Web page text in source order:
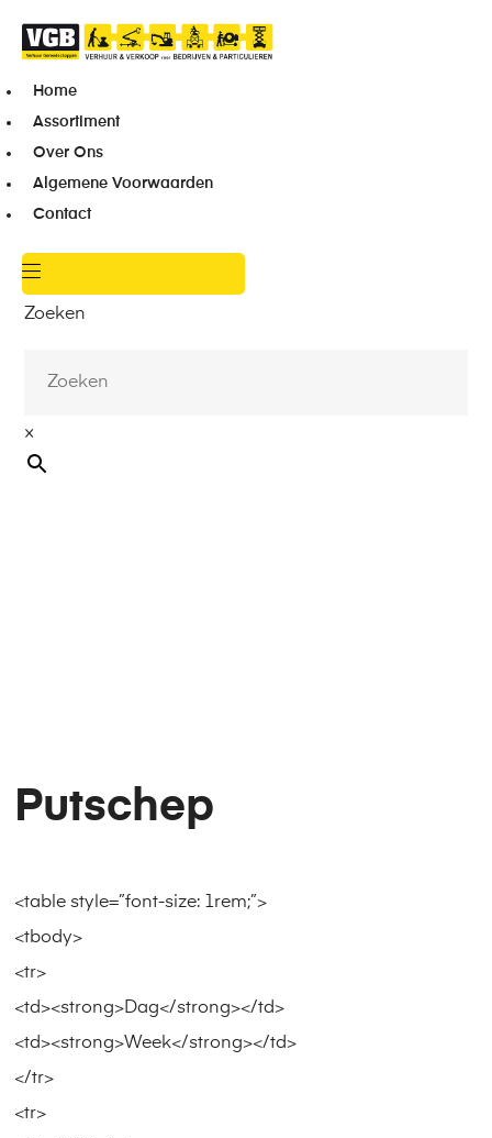
Home
Assortiment
Over Ons
Algemene Voorwaarden
Contact
Zoeken
×
Putschep
<table style=”font-size: 1rem;”>
<tbody>
<tr>
<td><strong>Dag</strong></td>
<td><strong>Week</strong></td>
</tr>
<tr>